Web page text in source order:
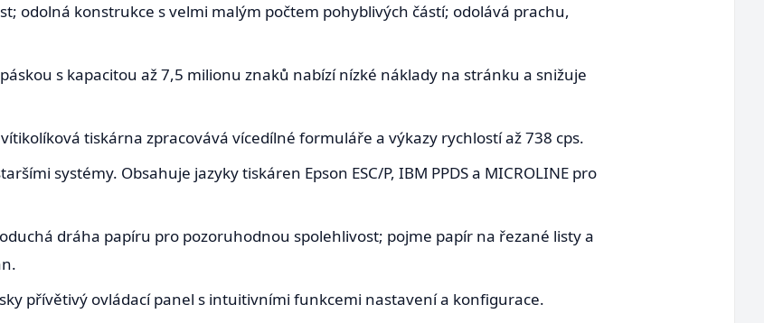
odolná konstrukce s velmi malým počtem pohyblivých částí; odolává prachu,
s kapacitou až 7,5 milionu znaků nabízí nízké náklady na stránku a snižuje
tiskárna zpracovává vícedílné formuláře a výkazy rychlostí až 738 cps.
systémy. Obsahuje jazyky tiskáren Epson ESC/P, IBM PPDS a MICROLINE pro
dráha papíru pro pozoruhodnou spolehlivost; pojme papír na řezané listy a
přívětivý ovládací panel s intuitivními funkcemi nastavení a konfigurace.